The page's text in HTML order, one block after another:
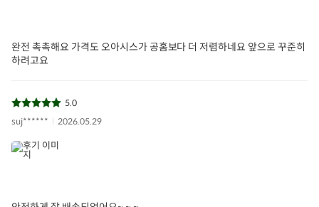
완전 촉촉해요 가격도 오아시스가 공홈보다 더 저렴하네요 앞으로 꾸준히
하려고요
5.0
suj******
2026.05.29